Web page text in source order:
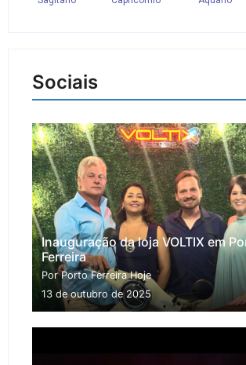
Sociais
Inauguração da loja VOLTIX em
Ferreira
Por Porto Ferreira Hoje
13 de outubro de 2025